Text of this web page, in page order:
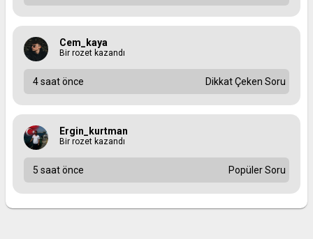
Cem_kaya
Bir rozet kazandı
4 saat önce Dikkat Çeken Soru
Ergin_kurtman
Bir rozet kazandı
5 saat önce Popüler Soru